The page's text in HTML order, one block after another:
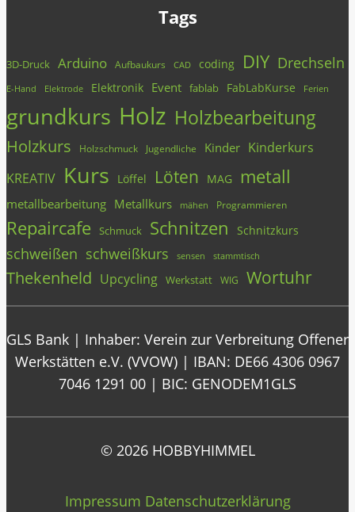
Tags
3D-Druck Arduino Aufbaukurs CAD coding DIY Drechseln
E-Hand Elektrode Elektronik Event fablab FabLabKurse Ferien
grundkurs Holz Holzbearbeitung
Holzkurs Holzschmuck Jugendliche Kinder Kinderkurs
KREATIV Kurs Löffel Löten MAG metall
metallbearbeitung Metallkurs mähen Programmieren
Repaircafe Schmuck Schnitzen Schnitzkurs
schweißen schweißkurs sensen stammtisch
Thekenheld Upcycling Werkstatt WIG Wortuhr
GLS Bank | Inhaber: Verein zur Verbreitung Offener
Werkstätten e.V. (VVOW) | IBAN: DE66 4306 0967
7046 1291 00 | BIC: GENODEM1GLS
© 2026 HOBBYHIMMEL
Impressum Datenschutzerklärung